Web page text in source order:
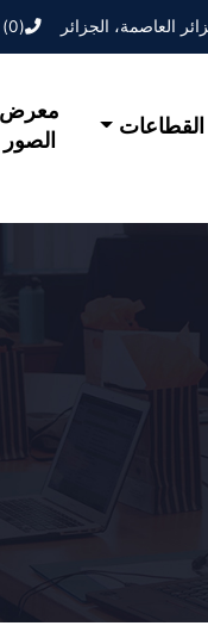
(0) 44 31 68 35
القطاعات
معرض
الصور